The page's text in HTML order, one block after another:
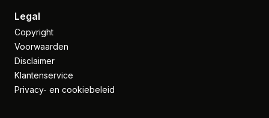
Legal
Copyright
Voorwaarden
Disclaimer
Klantenservice
Privacy- en cookiebeleid